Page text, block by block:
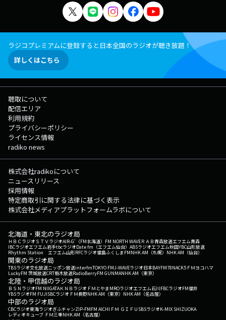
ラジコプレミアムに登録すると日本全国のラジオが聴き放題！
詳しくはこちら
聴取について
配信エリア
利用規約
プライバシーポリシー
ライセンス情報
radiko news
株式会社radikoについて
ニュースリリース
採用情報
特定商取引に関する法律に基づく表示
株式会社メディアプラットフォームラボについて
北海道・東北のラジオ局
ＨＢＣラジオＳＴＶラジオAIR-G'（FM北海道） FM NORTH WAVEＲＡＢ青森放送エフエム青森
IBCラジオエフエム岩手tbcラジオDate fm（エフエム仙台） ABSラジオエフエム秋田YBC山形放送
Rhythm Station エフエム山形RFCラジオ福島ふくしまFMNHK AM（札幌） NHK AM（仙台）
関東のラジオ局
TBSラジオ文化放送ニッポン放送interfmTOKYO FMJ-WAVEラジオ日本BAYFM78NACK5 ＦＭヨコハマ
LuckyFM 茨城放送CRT栃木放送RadioBerryFM GUNMANHK AM（東京）
北陸・甲信越のラジオ局
ＢＳＮラジオFM NIIGATAＫＮＢラジオ ＦＭとやまMROラジオエフエム石川FBCラジオFM福井
YBSラジオFM FUJISBCラジオ ＦＭ長野NHK AM（東京） NHK AM（名古屋）
中部のラジオ局
CBCラジオ東海ラジオぎふチャンZIP-FMFM AICHI ＦＭ ＧＩＦＵ SBSラジオK-MIX SHIZUOKA
レディオキューブ ＦＭ三重NHK AM（名古屋）